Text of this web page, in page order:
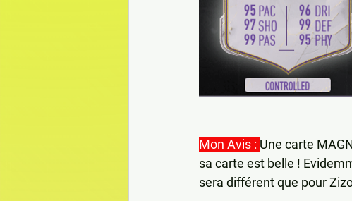
Mon Avis : Une carte
sa carte est belle !
sera différent que pour